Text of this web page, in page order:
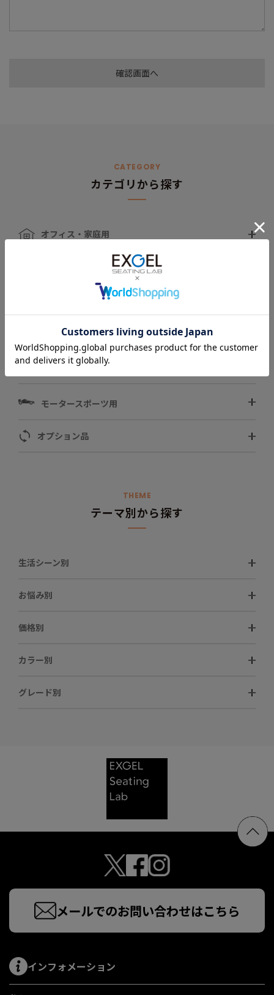
CATEGORY
カテゴリから探す
オフィス・家庭用
スポーツ用
ペット用
モータースポーツ用
オプション品
THEME
テーマ別から探す
生活シーン別
お悩み別
価格別
カラー別
グレード別
メールでのお問い合わせはこちら
インフォメーション